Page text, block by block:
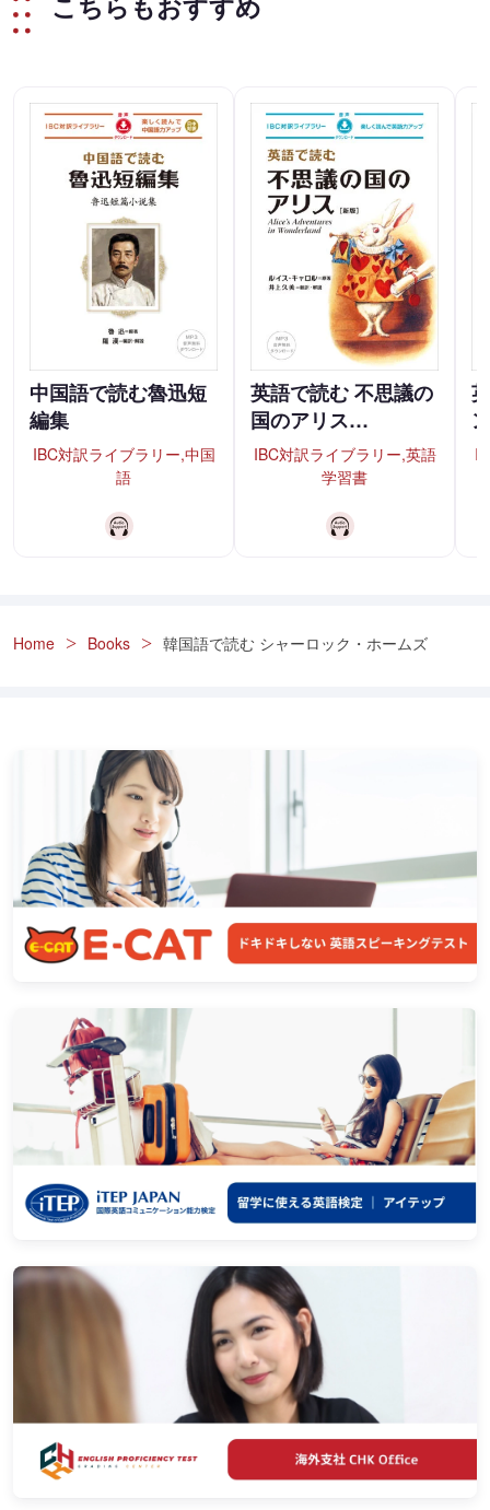
中国語で読む魯迅短
編集
IBC対訳ライブラリー,中国
語
英語で読む 不思議の
国のアリス…
IBC対訳ライブラリー,英語
学習書
Home Books 韓国語で読む シャーロック・ホームズ